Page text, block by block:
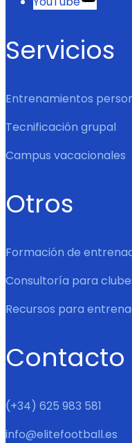
Servicios
Entrenamientos
Tecnificación grupal
Campus vacacionales
Otros
Formación de
Consultoría para
Recursos para
Contacto
(+34) 625 983 581
info@elitefootball.es